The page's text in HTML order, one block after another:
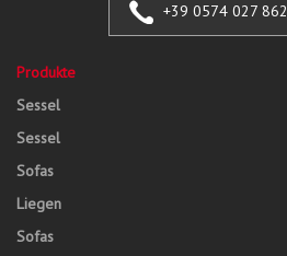
+39 0574 027 862
Produkte
Sessel
Sessel
Sofas
Liegen
Sofas